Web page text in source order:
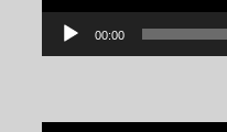
00:00